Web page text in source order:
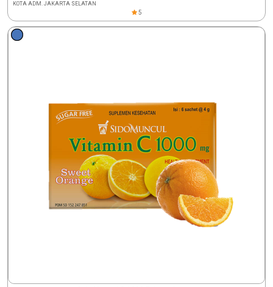
KOTA ADM. JAKARTA SELATAN
5